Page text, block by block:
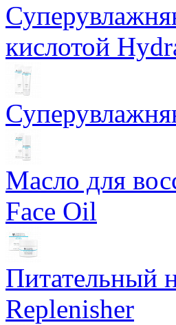
кислотой
Масло для
Face Oil
Питательный
Replenisher